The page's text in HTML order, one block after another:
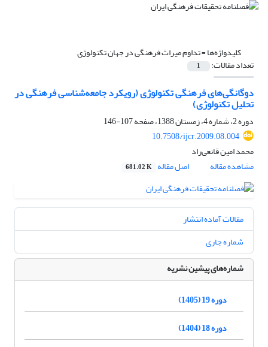
کلیدواژه‌ها =تداوم میراث فرهنگی در جهان تکنولوژی
تعداد مقالات: 1
دوگانگی‌های فرهنگی تکنولوژی (رویکرد جامعه‌شناسی فرهنگی در
تحلیل تکنولوژی)
دوره 2، شماره 4، زمستان 1388، صفحه
107-146
10.7508/ijcr.2009.08.004
محمد امین قانعی‌راد
مشاهده مقاله
اصل مقاله 681.02 K
مقالات آماده انتشار
شماره جاری
شماره‌های پیشین نشریه
دوره 19 (1405)
دوره 18 (1404)